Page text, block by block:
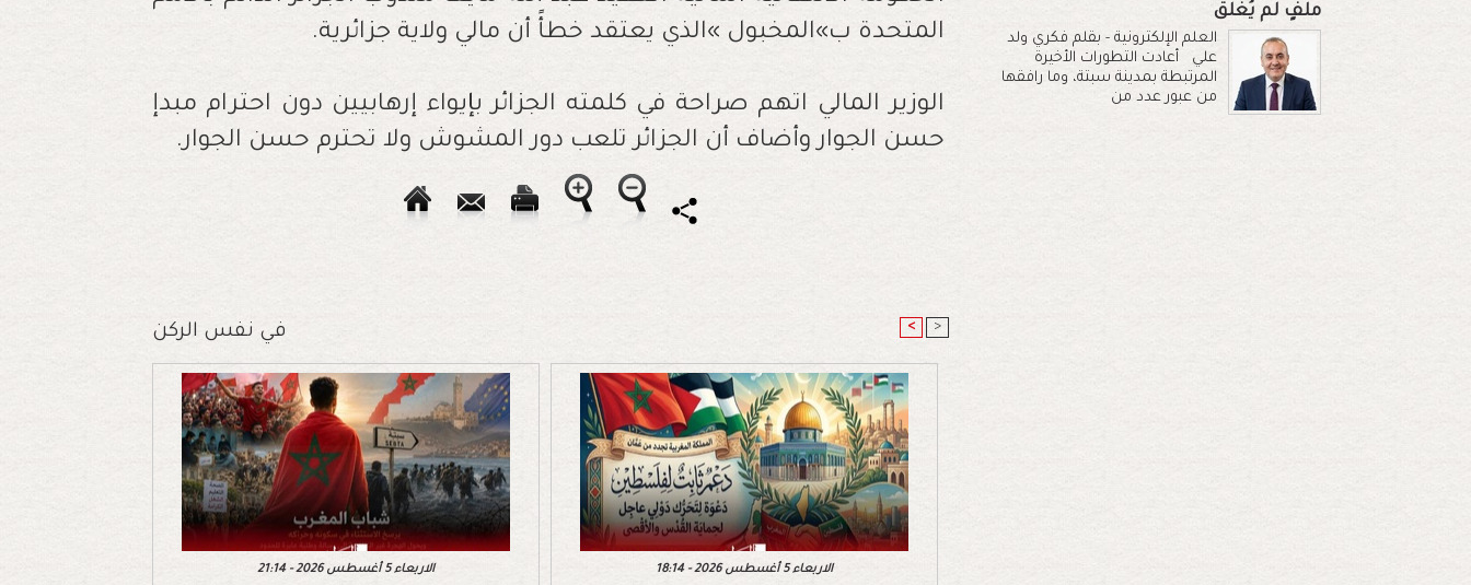
‬المتحدة‭ ‬ب»المخبول‮»‬‭ ‬الذي‭ ‬يعتقد‭ ‬خطأً‭ ‬أن‭ ‬مالي‭ ‬ولاية‭ ‬جزائرية‭.‬
‬حسن‭ ‬الجوار‭ ‬وأضاف‭ ‬أن‭ ‬الجزائر‭ ‬تلعب‭ ‬دور‭ ‬المشوش‭ ‬ولا‭ ‬تحترم‭ ‬حسن‭ ‬الجوار‭ .‬
في نفس الركن < >
الاربعاء 5 أغسطس 2026 - 21:14 الاربعاء 5 أغسطس 2026 - 18:14
ملفٍ لم يُغلق
العلم الإلكترونية - بقلم فكري ولد
علي أعادت التطورات الأخيرة
المرتبطة بمدينة سبتة، وما رافقها
من عبور عدد من